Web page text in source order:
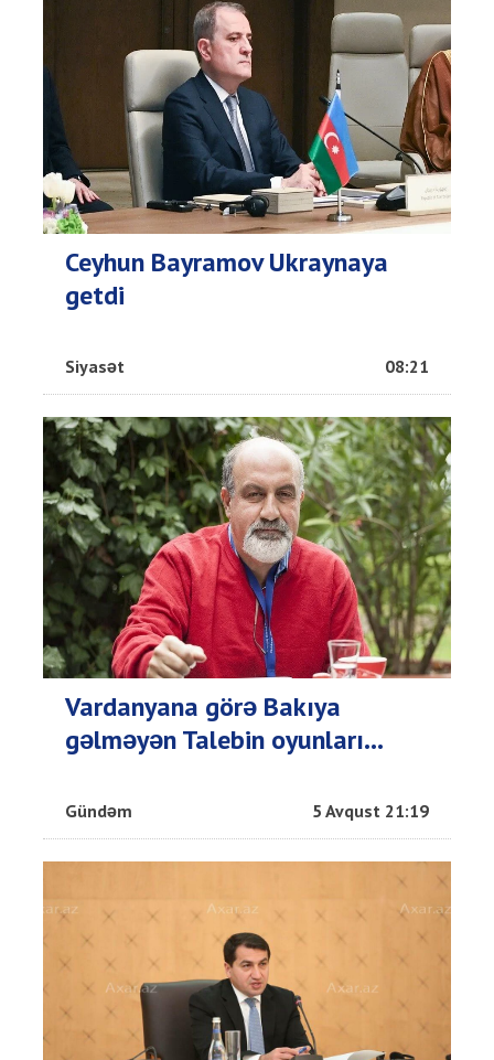
Ceyhun Bayramov Ukraynaya
getdi
Siyasət 08:21
Vardanyana görə Bakıya
gəlməyən Talebin oyunları...
Gündəm 5 Avqust 21:19